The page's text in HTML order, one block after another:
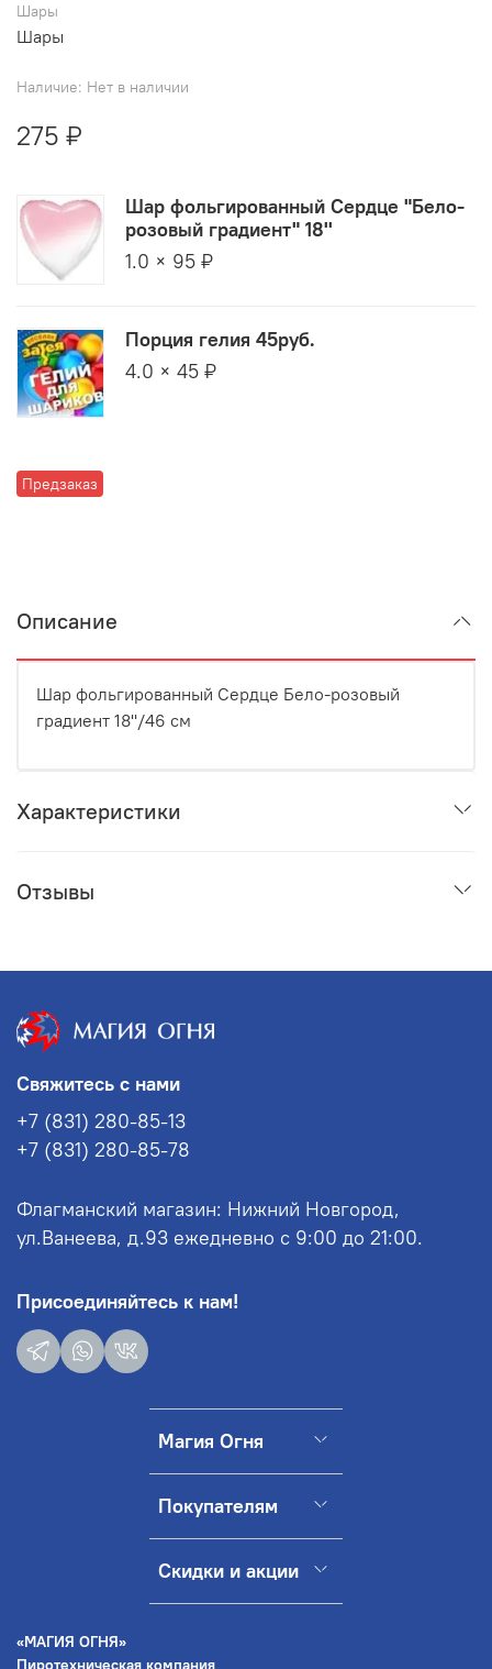
Наличие: Нет в наличии
Предзаказ
275 ₽
Шар фольгированный Сердце "Бело-
розовый градиент" 18''
1.0 × 95 ₽
Порция гелия 45руб.
4.0 × 45 ₽
Шары
Шары
Описание
Шар фольгированный Сердце Бело-розовый
градиент 18''/46 см
Характеристики
Отзывы
Магия Огня
Покупателям
Скидки и акции
Свяжитесь с нами
+7 (831) 280-85-13
+7 (831) 280-85-78
Флагманский магазин: Нижний Новгород,
ул.Ванеева, д.93 ежедневно с 9:00 до 21:00.
Присоединяйтесь к нам!
«МАГИЯ ОГНЯ»
Пиротехническая компания